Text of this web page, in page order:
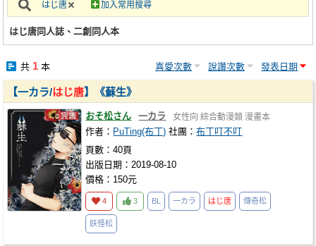
註冊會員
はじ唐 加入常用搜尋
はじ唐同人誌、二創同人本
共 1本 喜愛次數 說讚次數 發表日期
【一カラ/はじ唐】《蘇生》
おそ松さん 一カラ 女性向 綜合動漫類 漫畫本
作者： PuTing(布丁) 社團：布丁叮不叮
頁數：40頁
出版日期：2019-08-10
價格：150元
4 3 BL 一カラ はじ唐 傳奇松
妖怪松